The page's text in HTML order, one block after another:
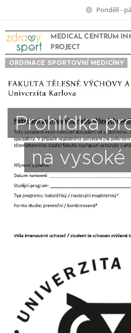
Pondělí -
MEDICAL CENTRUM
PROJECT
ORDINACE SPORTOVNÍ MEDICÍNY
Prohlídka
na